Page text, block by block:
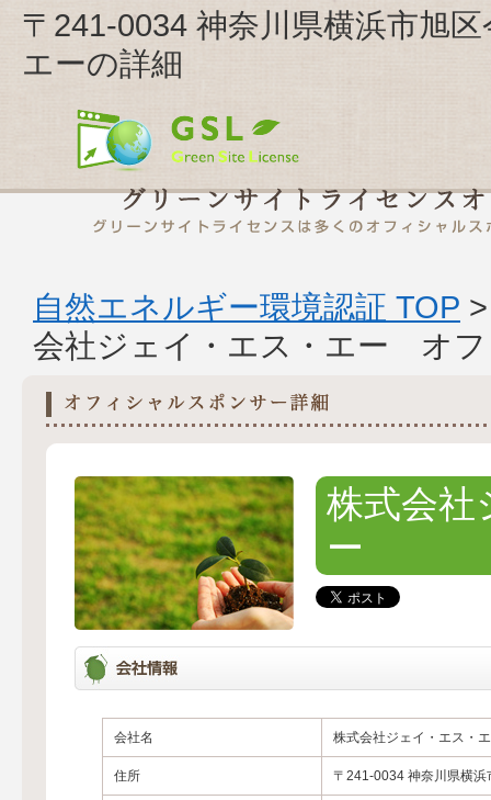
〒241-0034 神奈川県横浜市旭
エーの詳細
自然エネルギー環境認証 TOP
会社ジェイ・エス・エー オ
株式会社
ー
会社名 株式会社ジェイ・エス・
住所 〒241-0034 神奈川県横